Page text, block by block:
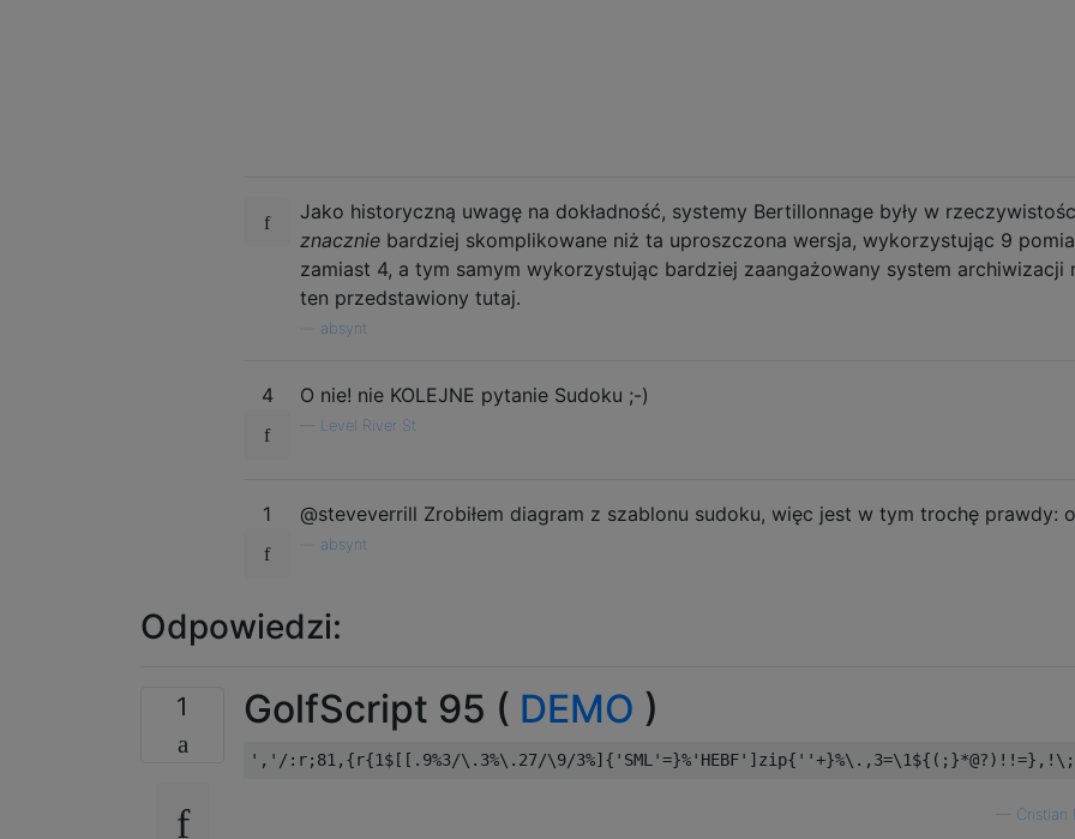
Jako historyczną uwagę na dokładność, systemy Bertillonnage były w
znacznie bardziej skomplikowane niż ta uproszczona wersja, wykorzystując 9
zamiast 4, a tym samym wykorzystując bardziej zaangażowany system archiwizacji
ten przedstawiony tutaj.
absynt
4 O nie! nie KOLEJNE pytanie Sudoku ;-)
Level River St
1 @steveverrill Zrobiłem diagram z szablonu sudoku, więc jest w tym trochę prawdy: o
absynt
Odpowiedzi:
1 GolfScript 95 ( DEMO )
',' /: r; 81 ,{r{1$ [[. 9%3/\. 3%\. 27/\9/3%]{ 'SML'=}%'HEBF' ] zip{ ''+}%\. , 3=\1${(;}*@?)!!=},! \;
Cristian